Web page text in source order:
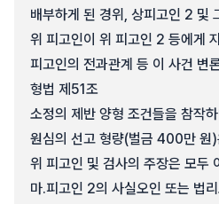
배부하게 된 경위, 상피고인 2 및
위 피고인이 위 피고인 2 등에게
피고인의 전과관계 등 이 사건 변
형법 제51조
소정의 제반 양형 조건들을 참작
원심의 선고 형량(벌금 400만 원
위 피고인 및 검사의 주장은 모두
마.피고인 2의 사실오인 또는 법